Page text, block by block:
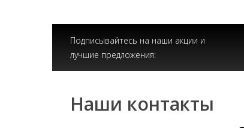
Подписывайтесь на наши акции и
лучшие предложения:
Наши контакты